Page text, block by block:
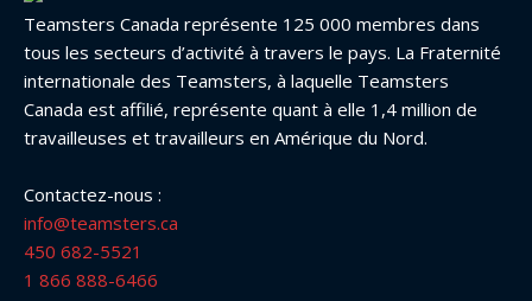
Teamsters Canada représente 125 000 membres dans
tous les secteurs d’activité à travers le pays. La Fraternité
internationale des Teamsters, à laquelle Teamsters
Canada est affilié, représente quant à elle 1,4 million de
travailleuses et travailleurs en Amérique du Nord.
Contactez-nous :
info@teamsters.ca
450 682-5521
1 866 888-6466